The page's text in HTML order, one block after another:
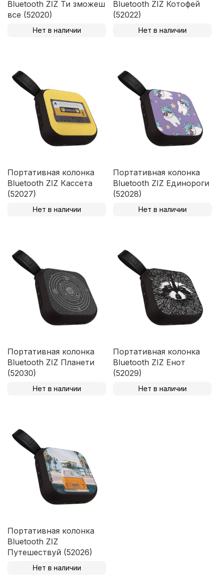
Bluetooth ZIZ Ти зможеш
все (52020)
Нет в наличии
Bluetooth ZIZ Котофей
(52022)
Нет в наличии
Портативная колонка
Bluetooth ZIZ Кассета
(52027)
Нет в наличии
Портативная колонка
Bluetooth ZIZ Единороги
(52028)
Нет в наличии
Портативная колонка
Bluetooth ZIZ Планети
(52030)
Нет в наличии
Портативная колонка
Bluetooth ZIZ Енот
(52029)
Нет в наличии
Портативная колонка
Bluetooth ZIZ
Путешествуй (52026)
Нет в наличии